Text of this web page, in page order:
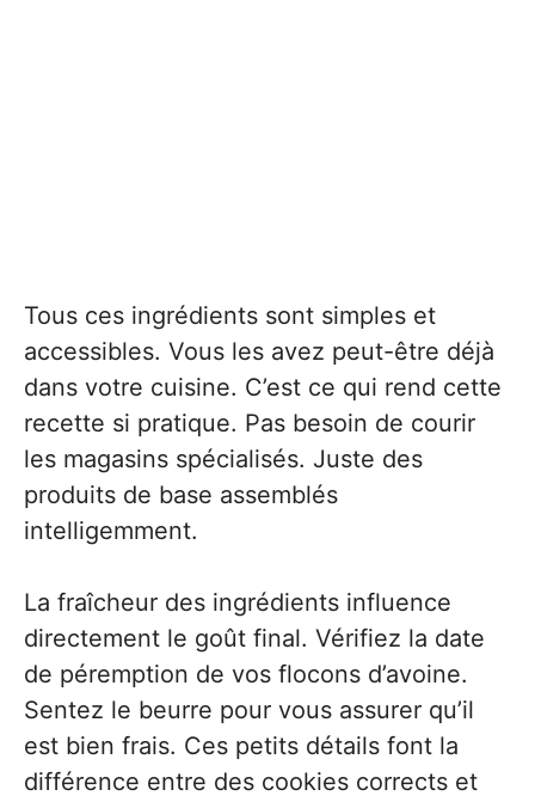
Tous ces ingrédients sont simples et
accessibles. Vous les avez peut-être déjà
dans votre cuisine. C’est ce qui rend cette
recette si pratique. Pas besoin de courir
les magasins spécialisés. Juste des
produits de base assemblés
intelligemment.
La fraîcheur des ingrédients influence
directement le goût final. Vérifiez la date
de péremption de vos flocons d’avoine.
Sentez le beurre pour vous assurer qu’il
est bien frais. Ces petits détails font la
différence entre des cookies corrects et